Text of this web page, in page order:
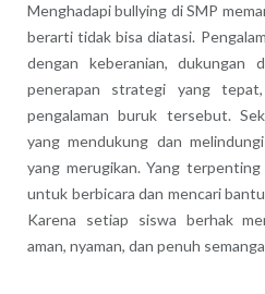
Menghadapi bullying di SMP
berarti tidak bisa diatasi.
dengan keberanian, dukungan
penerapan strategi yang
pengalaman buruk tersebut.
yang mendukung dan
yang merugikan. Yang
untuk berbicara dan mencari
Karena setiap siswa berhak
aman, nyaman, dan penuh